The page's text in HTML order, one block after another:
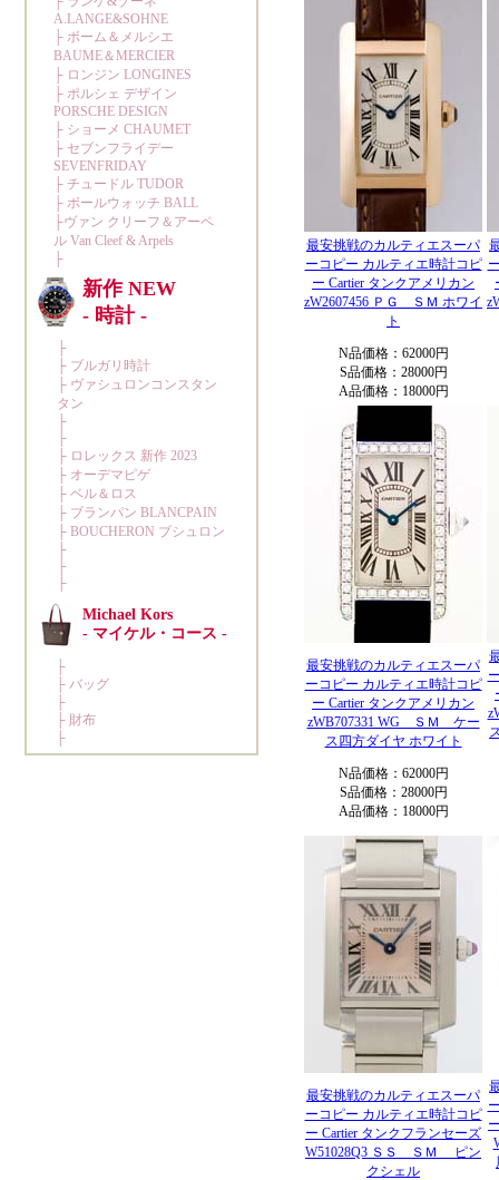
最安挑戦のカルティエスーパ
ーコピー カルティエ時計コピ
ー Cartier タンクアメリカン
zW2607456 ＰＧ ＳＭ ホワイ
ト
N品価格：62000円
S品価格：28000円
A品価格：18000円
最安挑戦のカルティエスーパ
ーコピー カルティエ時計コピ
ー Cartier タンクアメリカン
zWB707331 WG ＳＭ ケー
ス四方ダイヤ ホワイト
N品価格：62000円
S品価格：28000円
A品価格：18000円
最安挑戦のカルティエスーパ
ーコピー カルティエ時計コピ
ー Cartier タンクフランセーズ
W51028Q3 ＳＳ ＳＭ ピン
クシェル